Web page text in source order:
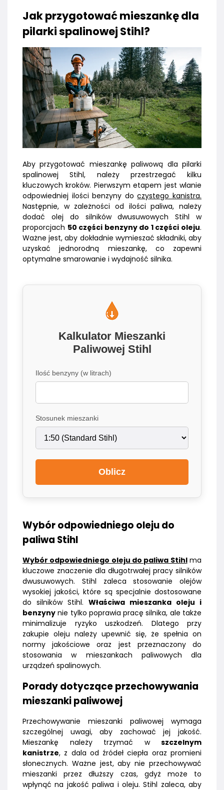
Jak przygotować mieszankę dla
pilarki spalinowej Stihl?
Aby przygotować mieszankę paliwową dla pilarki
spalinowej Stihl, należy przestrzegać kilku
kluczowych kroków. Pierwszym etapem jest wlanie
odpowiedniej ilości benzyny doczystego kanistra.
Następnie, w zależności od ilości paliwa, należy
dodać olej do silników dwusuwowych Stihl w
proporcjach 50 części benzyny do 1 części oleju.
Ważne jest, aby dokładnie wymieszać składniki, aby
uzyskać jednorodną mieszankę, co zapewni
optymalne smarowanie i wydajność silnika.
Kalkulator Mieszanki
Paliwowej Stihl
Ilość benzyny (w litrach)
Stosunek mieszanki
Oblicz
Wybór odpowiedniego oleju do
paliwa Stihl
Wybór odpowiedniego oleju do paliwa Stihlma
kluczowe znaczenie dla długotrwałej pracy silników
dwusuwowych. Stihl zaleca stosowanie olejów
wysokiej jakości, które są specjalnie dostosowane
do silników Stihl. Właściwa mieszanka oleju i
benzyny nie tylko poprawia pracę silnika, ale także
minimalizuje ryzyko uszkodzeń. Dlatego przy
zakupie oleju należy upewnić się, że spełnia on
normy jakościowe oraz jest przeznaczony do
stosowania w mieszankach paliwowych dla
urządzeń spalinowych.
Porady dotyczące przechowywania
mieszanki paliwowej
Przechowywanie mieszanki paliwowej wymaga
szczególnej uwagi, aby zachować jej jakość.
Mieszankę należy trzymać w szczelnym
kanistrze, z dala od źródeł ciepła oraz promieni
słonecznych. Ważne jest, aby nie przechowywać
mieszanki przez dłuższy czas, gdyż może to
wpłynąć na jakość paliwa i oleju. Stihl zaleca, aby